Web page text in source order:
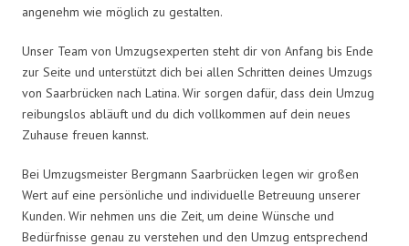
angenehm wie möglich zu gestalten.
Unser Team von Umzugsexperten steht dir von Anfang bis Ende
zur Seite und unterstützt dich bei allen Schritten deines Umzugs
von Saarbrücken nach Latina. Wir sorgen dafür, dass dein Umzug
reibungslos abläuft und du dich vollkommen auf dein neues
Zuhause freuen kannst.
Bei Umzugsmeister Bergmann Saarbrücken legen wir großen
Wert auf eine persönliche und individuelle Betreuung unserer
Kunden. Wir nehmen uns die Zeit, um deine Wünsche und
Bedürfnisse genau zu verstehen und den Umzug entsprechend